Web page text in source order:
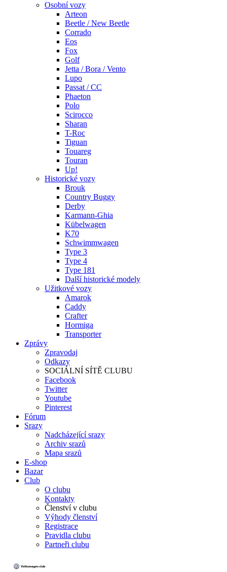
Osobní vozy
Arteon
Beetle / New Beetle
Corrado
Eos
Fox
Golf
Jetta / Bora / Vento
Lupo
Passat / CC
Phaeton
Polo
Scirocco
Sharan
T-Roc
Tiguan
Touareg
Touran
Up!
Historické vozy
Brouk
Country Buggy
Derby
Karmann-Ghia
Kübelwagen
K70
Schwimmwagen
Type 3
Type 4
Type 181
Další historické modely
Užitkové vozy
Amarok
Caddy
Crafter
Hormiga
Transporter
Zprávy
Zpravodaj
Odkazy
SOCIÁLNÍ SÍTĚ CLUBU
Facebook
Twitter
Youtube
Pinterest
Fórum
Srazy
Nadcházející srazy
Archiv srazů
Mapa srazů
E-shop
Bazar
Club
O clubu
Kontakty
Členství v clubu
Výhody členství
Registrace
Pravidla clubu
Partneři clubu